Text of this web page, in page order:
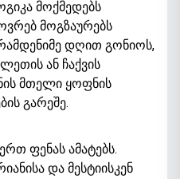
მოქმედებს
მოგზაურებს
დღით გონიოს,
ან ჩაქვის
მთელი ყოფნის
გარეშე.
ფენას ამატებს.
და მესტიისკენ